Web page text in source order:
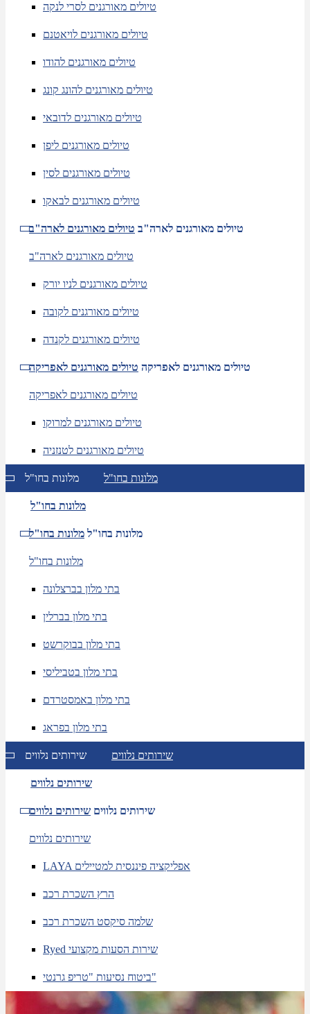
טיולים מאורגנים לסרי לנקה
טיולים מאורגנים לויאטנם
טיולים מאורגנים להודו
טיולים מאורגנים להונג קונג
טיולים מאורגנים לדובאי
טיולים מאורגנים ליפן
טיולים מאורגנים לסין
טיולים מאורגנים לבאקו
טיולים מאורגנים לארה"ב טיולים מאורגנים לארה"ב
טיולים מאורגנים לארה"ב
טיולים מאורגנים לניו יורק
טיולים מאורגנים לקובה
טיולים מאורגנים לקנדה
טיולים מאורגנים לאפריקה טיולים מאורגנים לאפריקה
טיולים מאורגנים לאפריקה
טיולים מאורגנים למרוקו
טיולים מאורגנים לטנזניה
מלונות בחו"ל מלונות בחו"ל
מלונות בחו"ל
מלונות בחו"ל מלונות בחו"ל
מלונות בחו"ל
בתי מלון בברצלונה
בתי מלון בברלין
בתי מלון בבוקרשט
בתי מלון בטביליסי
בתי מלון באמסטרדם
בתי מלון בפראג
שירותים נלווים שירותים נלווים
שירותים נלווים
שירותים נלווים שירותים נלווים
שירותים נלווים
LAYA אפליקציה פיננסית למטיילים
הרץ השכרת רכב
שלמה סיקסט השכרת רכב
Ryed שירות הסעות מקצועי
ביטוח נסיעות "טריפ גרנטי"